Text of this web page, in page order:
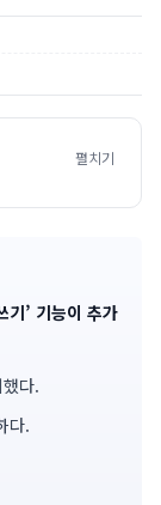
펼치기
기’ 기능이 추가
다.
다.